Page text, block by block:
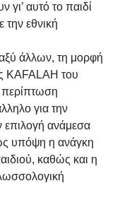
αυτό το παιδί
την εθνική
άλλων, τη μορφή
KAFALAH του
περίπτωση
για την
επιλογή ανάμεσα
υπόψη η ανάγκη
καθώς και η